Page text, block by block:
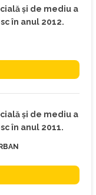
şi de mediu a
în anul 2012.
şi de mediu a
în anul 2011.